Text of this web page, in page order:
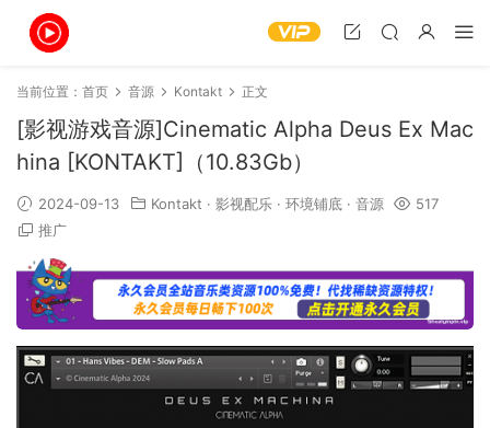
当前位置： 首页 音源 Kontakt 正文
[影视游戏音源]Cinematic Alpha Deus Ex Mac
hina [KONTAKT]（10.83Gb）
2024-09-13 Kontakt · 影视配乐 · 环境铺底 · 音源
517
推广